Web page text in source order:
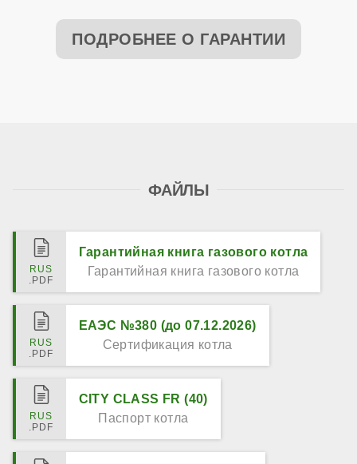
ПОДРОБНЕЕ О ГАРАНТИИ
ФАЙЛЫ
Гарантийная книга газового котла
Гарантийная книга газового котла
ЕАЭС №380 (до 07.12.2026)
Сертификация котла
CITY CLASS FR (40)
Паспорт котла